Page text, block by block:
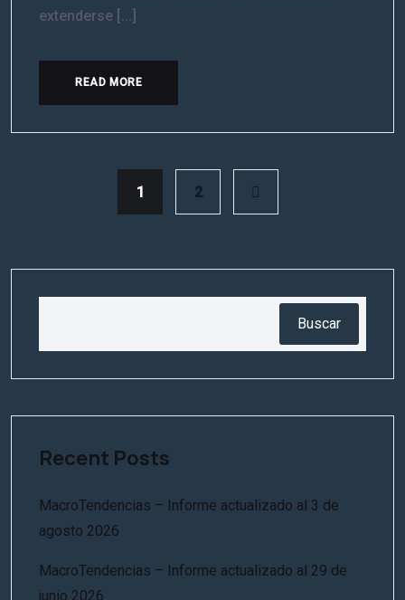
extenderse [...]
READ MORE
1 2
Buscar
Recent Posts
MacroTendencias – Informe actualizado al 3 de
agosto 2026
MacroTendencias – Informe actualizado al 29 de
junio 2026